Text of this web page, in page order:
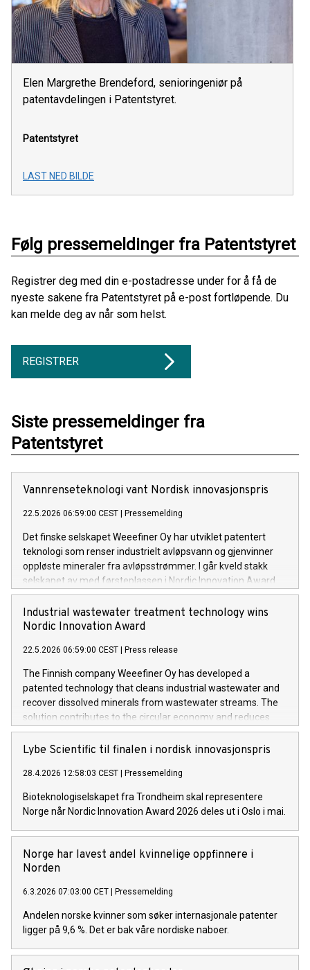
Elen Margrethe Brendeford, senioringeniør på
patentavdelingen i Patentstyret.
Patentstyret
LAST NED BILDE
Følg pressemeldinger fra Patentstyret
Registrer deg med din e-postadresse under for å få de
nyeste sakene fra Patentstyret på e-post fortløpende. Du
kan melde deg av når som helst.
REGISTRER
Siste pressemeldinger fra
Patentstyret
Vannrenseteknologi vant Nordisk innovasjonspris
22.5.2026 06:59:00 CEST | Pressemelding
Det finske selskapet Weeefiner Oy har utviklet patentert
teknologi som renser industrielt avløpsvann og gjenvinner
oppløste mineraler fra avløpsstrømmer. I går kveld stakk
selskapet av med førsteplassen i Nordic Innovation Award.
Industrial wastewater treatment technology wins
Nordic Innovation Award
22.5.2026 06:59:00 CEST | Press release
The Finnish company Weeefiner Oy has developed a
patented technology that cleans industrial wastewater and
recover dissolved minerals from wastewater streams. The
solution contributes to the circular economy and reduces
waste, lowers emissions and transform waste streams to
valuable resources. Last night the company took home the
Lybe Scientific til finalen i nordisk innovasjonspris
28.4.2026 12:58:03 CEST | Pressemelding
Bioteknologiselskapet fra Trondheim skal representere
Norge når Nordic Innovation Award 2026 deles ut i Oslo i mai.
Norge har lavest andel kvinnelige oppfinnere i
Norden
6.3.2026 07:03:00 CET | Pressemelding
Andelen norske kvinner som søker internasjonale patenter
ligger på 9,6 %. Det er bak våre nordiske naboer.